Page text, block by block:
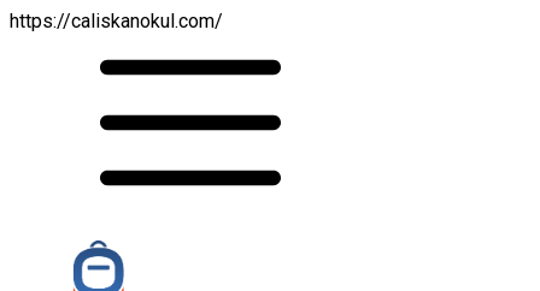
https://caliskanokul.com/